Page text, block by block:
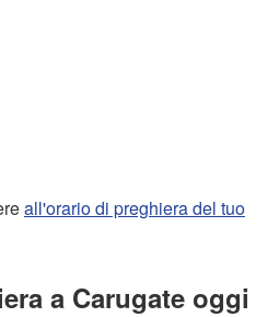
all'orario di preghiera del tuo
a Carugate oggi